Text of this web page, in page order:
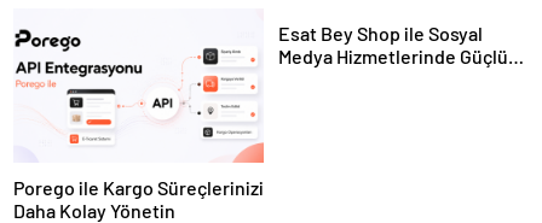
Porego ile Kargo Süreçlerinizi
Daha Kolay Yönetin
Esat Bey Shop ile Sosyal
Medya Hizmetlerinde Güçlü